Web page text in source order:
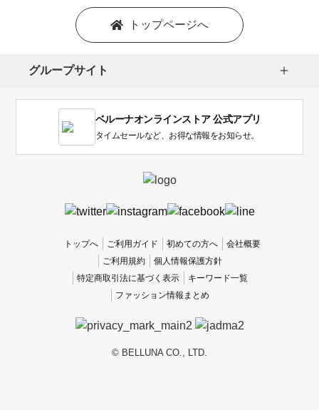
い
トップページへ
グループサイト
ベルーナオンラインストア 公式アプリ
タイムセールなど、お得な情報をお知らせ。
トップへ ご利用ガイド 初めての方へ
会社概要
ご利用規約
個人情報保護方針
特定商取引法に基づく表示
キーワード一覧
ファッション情報まとめ
© BELLUNA CO., LTD.